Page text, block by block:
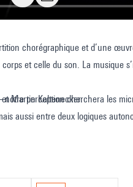
chorégraphique et d’une
et celle du son. La musique
perception cherchera les
aussi entre deux logiques
Martin Kaltenecker.